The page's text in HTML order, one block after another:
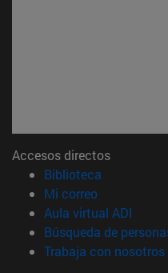
Accesos directos
Biblioteca
Mi correo(abre en
Aula virtual ADI
Búsqueda de
Trabaja con nosotros